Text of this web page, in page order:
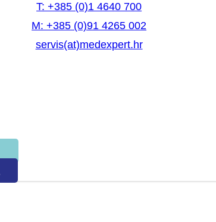
T: +385 (0)1 4640 700
M: +385 (0)91 4265 002
servis(at)medexpert.hr